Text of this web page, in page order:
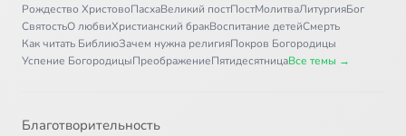
Рождество ХристовоПасхаВеликий постПостМолитваЛитургияБог
СвятостьО любвиХристианский бракВоспитание детейСмерть
Как читать БиблиюЗачем нужна религияПокров Богородицы
Успение БогородицыПреображениеПятидесятницаВсе темы →
Благотворительность